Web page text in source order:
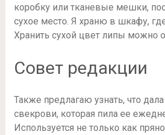
коробку или тканевые мешки,
сухое место. Я храню в шкафу,
Хранить сухой цвет липы можно
Совет редакции
Также предлагаю узнать, что
свекрови, которая пила ее
Используется не только как